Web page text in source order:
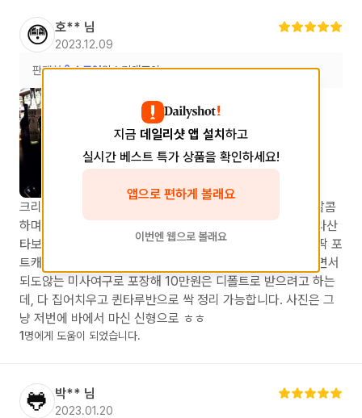
😳 호** 님
2023.12.09
판매처 스토어위스키앤조이
크리스마스에 잘 어울리는 맛이라고 생각합니다. 부드럽고 달콤
하며 그윽한 풍미가 맛있는 저녁 후에 한 잔 하기 좋습니다. 라산
타보다는 좀 더 다크초콜릿과 블랙체리의 풍미가 진합니다. 딱 포
트캐스크 느낌입니다. 요즘 별 잡다한 위스키들 다 튀어나오면서
되도않는 미사여구로 포장해 10만원은 디폴트로 받으려고 하는
데, 다 집어치우고 퀸타루반으로 싹 정리 가능합니다. 사진은 그
냥 저번에 바에서 마신 신형으로 ㅎㅎ
1 명에게 도움이 되었습니다.
🐸 박** 님
2023.01.20
지금 데일리샷 앱 설치 하고
실시간 베스트 특가 상품을 확인하세요!
앱으로 편하게 볼래요
이번엔 웹으로 볼래요